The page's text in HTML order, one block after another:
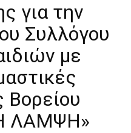
για την
Συλλόγου
με
Βορείου
ΛΑΜΨΗ»